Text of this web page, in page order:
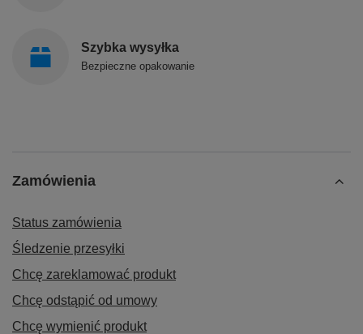
Szybka wysyłka
Bezpieczne opakowanie
Zamówienia
Status zamówienia
Śledzenie przesyłki
Chcę zareklamować produkt
Chcę odstąpić od umowy
Chcę wymienić produkt